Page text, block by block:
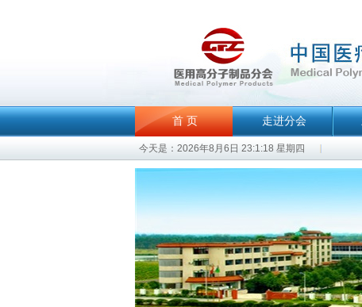
首 页
今天是：2026年8月6日 23:1:18 星期四
走进分会